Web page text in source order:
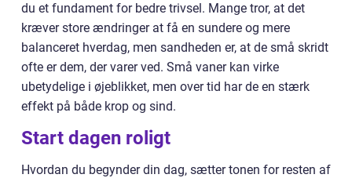
du et fundament for bedre trivsel. Mange tror, at det
kræver store ændringer at få en sundere og mere
balanceret hverdag, men sandheden er, at de små skridt
ofte er dem, der varer ved. Små vaner kan virke
ubetydelige i øjeblikket, men over tid har de en stærk
effekt på både krop og sind.
Start dagen roligt
Hvordan du begynder din dag, sætter tonen for resten af